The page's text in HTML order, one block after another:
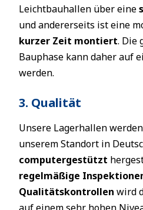
Leichtbauhallen über eine
und andererseits ist eine
kurzer Zeit montiert. Die
Bauphase kann daher auf
werden.
3. Qualität
Unsere Lagerhallen
unserem Standort in
computergestützt
regelmäßige
Qualitätskontrollen wird